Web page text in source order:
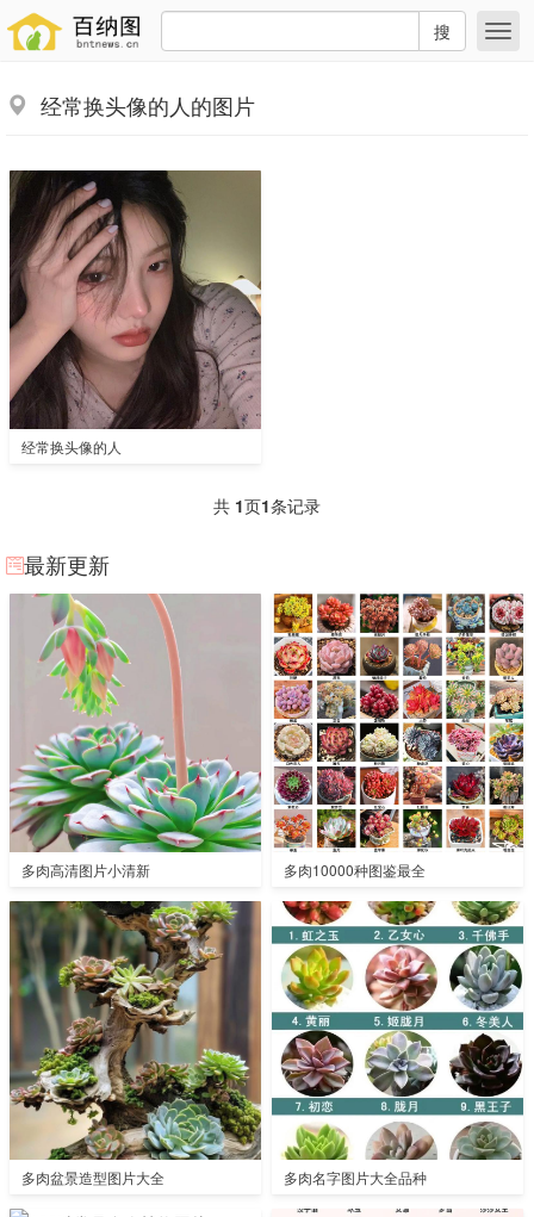
搜
经常换头像的人的图片
经常换头像的人
共 1页1条记录
最新更新
多肉高清图片小清新 多肉10000种图鉴最全
多肉盆景造型图片大全 多肉名字图片大全品种